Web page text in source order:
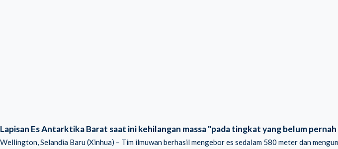
Lapisan Es Antarktika Barat saat ini kehilangan massa "pada tingkat yang belum
Wellington, Selandia Baru (Xinhua) – Tim ilmuwan berhasil mengebor es sedalam 580 meter dan